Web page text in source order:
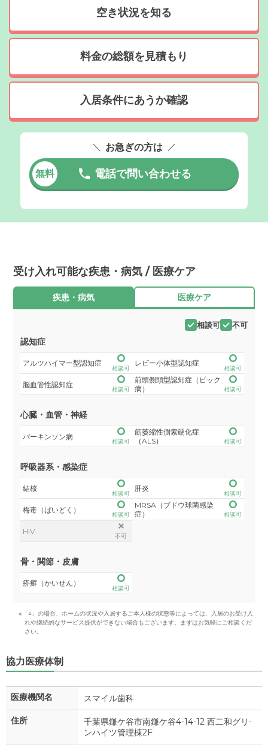
空き状況を知る
料金の総額を見積もり
入居条件にあうか確認
お急ぎの方は
無料 電話で問い合わせる
受け入れ可能な疾患・病気 / 医療ケア
疾患・病気 医療ケア
相談可 不可
認知症
アルツハイマー型認知症
相談可
レビー小体型認知症
相談可
脳血管性認知症
相談可
前頭側頭型認知症（ピック
病）
相談可
心臓・血管・神経
パーキンソン病
相談可
筋萎縮性側索硬化症
（ALS）
相談可
呼吸器系・感染症
結核
相談可
肝炎
相談可
梅毒（ばいどく）
相談可
MRSA（ブドウ球菌感染
症）
相談可
HIV
不可
骨・関節・皮膚
疥癬（かいせん）
相談可
※「○」の場合、ホームの状況や入居するご本人様の状態等によっては、入居のお受け入
れや継続的なサービス提供ができない場合もございます。まずはお気軽にご相談くだ
さい。
協力医療体制
医療機関名 スマイル歯科
住所
千葉県鎌ケ谷市南鎌ケ谷4-14-12 西二和グリ-
ンハイツ管理棟2F